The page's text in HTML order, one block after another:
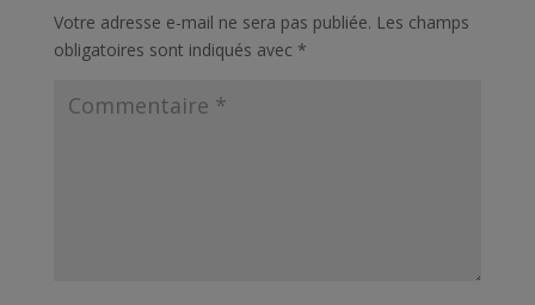
Votre adresse e-mail ne sera pas publiée. Les champs
obligatoires sont indiqués avec *